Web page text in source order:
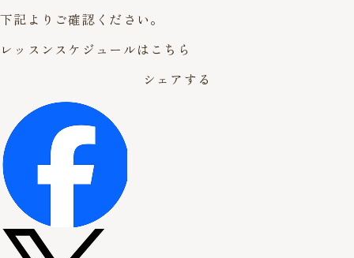
下記よりご確認ください。
レッスンスケジュールはこちら
シェアする